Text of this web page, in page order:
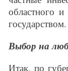
областного
государством.
Выбор на
Итак, по